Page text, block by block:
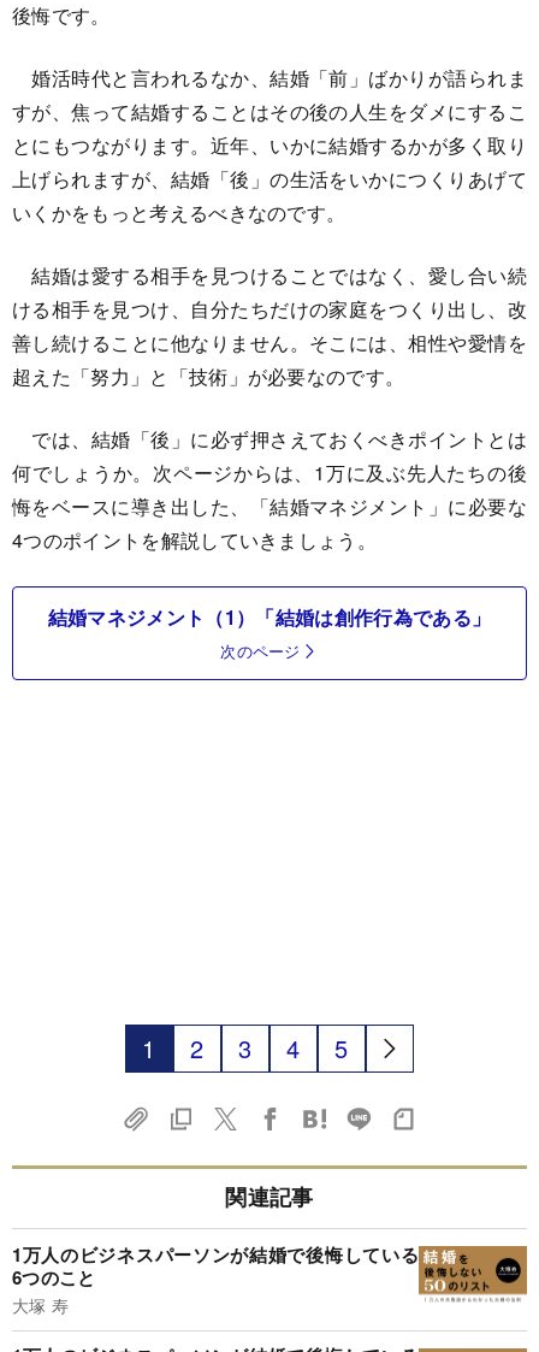
後悔です。
婚活時代と言われるなか、結婚「前」ばかりが語られま
すが、焦って結婚することはその後の人生をダメにするこ
とにもつながります。近年、いかに結婚するかが多く取り
上げられますが、結婚「後」の生活をいかにつくりあげて
いくかをもっと考えるべきなのです。
結婚は愛する相手を見つけることではなく、愛し合い続
ける相手を見つけ、自分たちだけの家庭をつくり出し、改
善し続けることに他なりません。そこには、相性や愛情を
超えた「努力」と「技術」が必要なのです。
では、結婚「後」に必ず押さえておくべきポイントとは
何でしょうか。次ページからは、1万に及ぶ先人たちの後
悔をベースに導き出した、「結婚マネジメント」に必要な
4つのポイントを解説していきましょう。
結婚マネジメント（1）「結婚は創作行為である」
次のページ
1 2 3 4 5
関連記事
1万人のビジネスパーソンが結婚で後悔している
6つのこと
大塚 寿